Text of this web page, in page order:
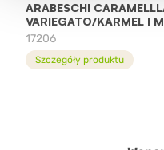
ARABESCHI
VARIEGATO/KARMEL I
17206
Szczegóły produktu